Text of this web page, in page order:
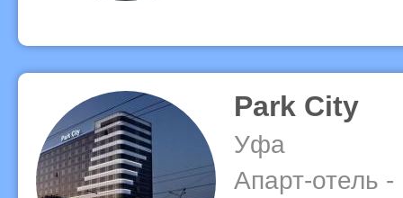
Park City
Уфа
Апарт-отель -